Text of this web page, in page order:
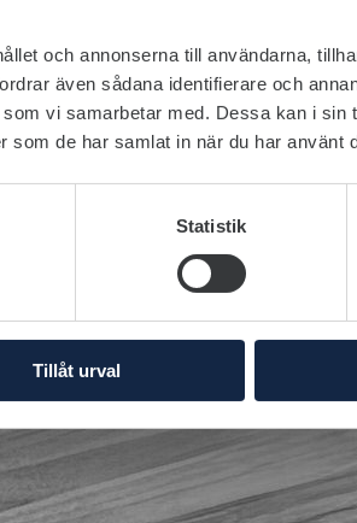
och annonserna till användarna,
även sådana identifierare och
vi samarbetar med. Dessa kan i sin
som de har samlat in när du har använt
Statistik
Tillåt urval